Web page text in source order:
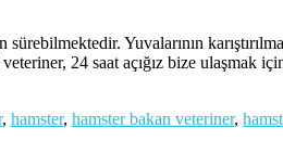
Yuvalarının
24 saat açığız bize ulaşmak
, hamster, hamster bakan veteriner,